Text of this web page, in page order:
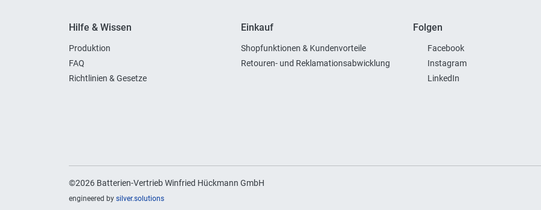
Hilfe & Wissen
Produktion
FAQ
Richtlinien & Gesetze
Einkauf
Shopfunktionen & Kundenvorteile
Retouren- und Reklamationsabwicklung
Folgen
Facebook
Instagram
LinkedIn
©2026 Batterien-Vertrieb Winfried Hückmann GmbH
engineered by silver.solutions